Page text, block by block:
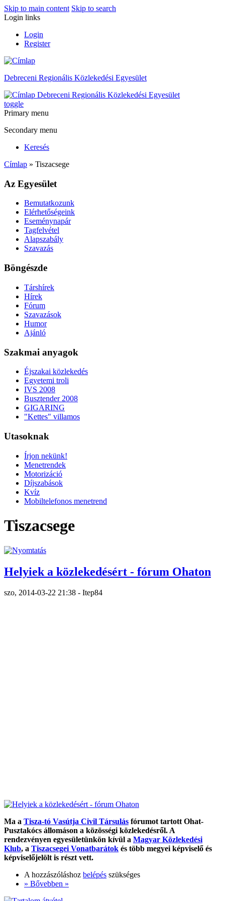
Skip to main content Skip to search
Login links
Login
Register
Debreceni Regionális Közlekedési Egyesület
Debreceni Regionális Közlekedési Egyesület
toggle
Primary menu
Secondary menu
Keresés
Címlap » Tiszacsege
Az Egyesület
Bemutatkozunk
Elérhetőségeink
Eseménynapár
Tagfelvétel
Alapszabály
Szavazás
Böngészde
Társhírek
Hírek
Fórum
Szavazások
Humor
Ajánló
Szakmai anyagok
Éjszakai közlekedés
Egyetemi troli
IVS 2008
Busztender 2008
GIGARING
"Kettes" villamos
Utasoknak
Írjon nekünk!
Menetrendek
Motorizáció
Díjszabások
Kvíz
Mobiltelefonos menetrend
Tiszacsege
Helyiek a közlekedésért - fórum Ohaton
szo, 2014-03-22 21:38 - Itep84
Ma a Tisza-tó Vasútja Civil Társulás fórumot tartott Ohat-
Pusztakócs állomáson a közösségi közlekedésről. A
rendezvényen egyesületünkön kívül a Magyar Közlekedési
Klub, a Tiszacsegei Vonatbarátok és több megyei képviselő és
képviselőjelölt is részt vett.
A hozzászóláshoz belépés szükséges
» Bővebben »